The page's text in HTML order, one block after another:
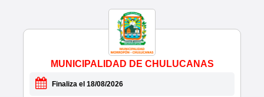
• APTITUS
• ARCH PERU S.R.L.
• ARCON A & V S.A.C
MUNICIPALIDAD DE CHULUCANAS
Finaliza el 18/08/2026